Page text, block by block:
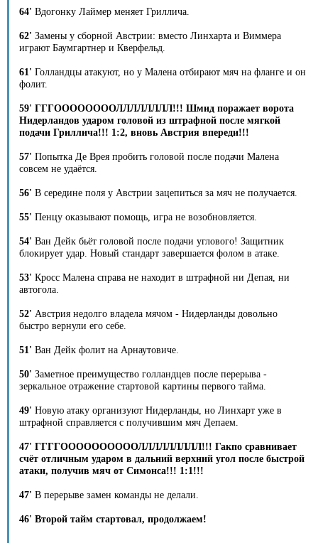
64' Вдогонку Лаймер меняет Гриллича.
62' Замены у сборной Австрии: вместо Линхарта и Виммера
играют Баумгартнер и Кверфельд.
61' Голландцы атакуют, но у Малена отбирают мяч на фланге и он
фолит.
59' ГГГООООООООЛЛЛЛЛЛЛЛ!!! Шмид поражает ворота
Нидерландов ударом головой из штрафной после мягкой
подачи Гриллича!!! 1:2, вновь Австрия впереди!!!
57' Попытка Де Врея пробить головой после подачи Малена
совсем не удаётся.
56' В середине поля у Австрии зацепиться за мяч не получается.
55' Пенцу оказывают помощь, игра не возобновляется.
54' Ван Дейк бьёт головой после подачи углового! Защитник
блокирует удар. Новый стандарт завершается фолом в атаке.
53' Кросс Малена справа не находит в штрафной ни Депая, ни
автогола.
52' Австрия недолго владела мячом - Нидерланды довольно
быстро вернули его себе.
51' Ван Дейк фолит на Арнаутовиче.
50' Заметное преимущество голландцев после перерыва -
зеркальное отражение стартовой картины первого тайма.
49' Новую атаку организуют Нидерланды, но Линхарт уже в
штрафной справляется с получившим мяч Депаем.
47' ГГГГООООООООООЛЛЛЛЛЛЛЛЛ!!! Гакпо сравнивает
счёт отличным ударом в дальний верхний угол после быстрой
атаки, получив мяч от Симонса!!! 1:1!!!
47' В перерыве замен команды не делали.
46' Второй тайм стартовал, продолжаем!